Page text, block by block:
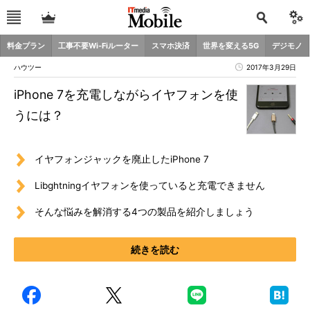
料金プラン 工事不要Wi-Fiルーター スマホ決済 世界を変える5G デジモノ
ハウツー 2017年3月29日
iPhone 7を充電しながらイヤフォンを使
うには？
イヤフォンジャックを廃止したiPhone 7
Libghtningイヤフォンを使っていると充電できません
そんな悩みを解消する4つの製品を紹介しましょう
続きを読む